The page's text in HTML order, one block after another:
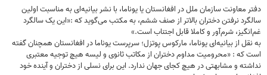
دفتر معاونت سازمان ملل در افغانستان یا یوناما، با نشر بیانیه‌ای به مناسبت اولین
سالگرد نرفتن دختران بالاتر از صنف ششم، به مکتب می‌گوید که :«این یک سالگرد
غم‌انگیز، شرم‌آور و کاملا قابل اجتناب است.»
به نقل از بیانیه‌ای یوناما، مارکوس پوتزل؛ سرپرست یوناما در افغانستان همچنان گفته
است که : «محرومیت مداوم دختران از مکاتب ثانوی و لیسه هیچ توجیه معتبری
نداشته و مشابهتی در هیچ کجای جهان ندارد. اين برای نسلی از دختران و آينده خود